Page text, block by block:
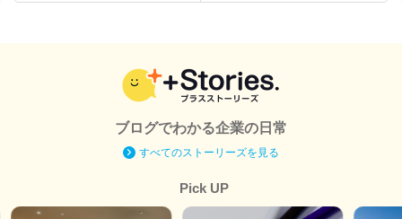
ブログでわかる企業の日常
すべてのストーリーズを見る
Pick UP